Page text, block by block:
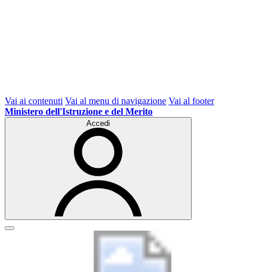
Vai ai contenuti Vai al menu di navigazione Vai al footer
Ministero dell'Istruzione e del Merito
Accedi